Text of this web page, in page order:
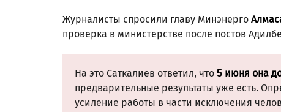
Журналисты спросили главу Минэнерго
проверка в министерстве после постов
На это Саткалиев ответил, что 5 июня она
предварительные результаты уже есть.
усиление работы в части исключения